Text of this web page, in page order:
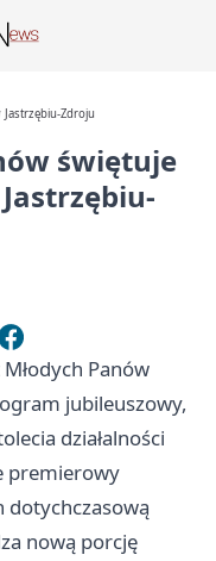
Zdroju
świętuje
Panów
jubileuszowy,
działalności
premierowy
dotychczasową
nową porcję